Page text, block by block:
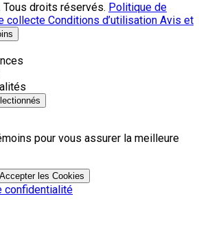
Tous droits réservés. Politique de
collecte Conditions d’utilisation Avis et
pour vous assurer la meilleure
Accepter les Cookies
confidentialité